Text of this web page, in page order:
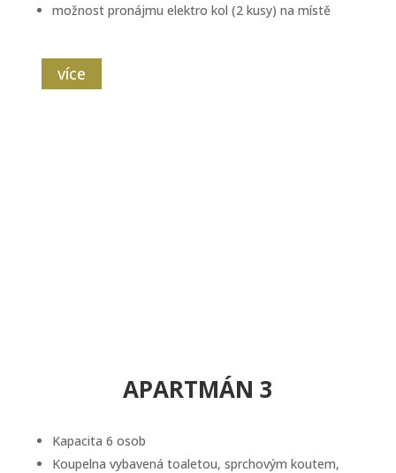
možnost pronájmu elektro kol (2 kusy) na místě
více
APARTMÁN 3
Kapacita 6 osob
Koupelna vybavená toaletou, sprchovým koutem,